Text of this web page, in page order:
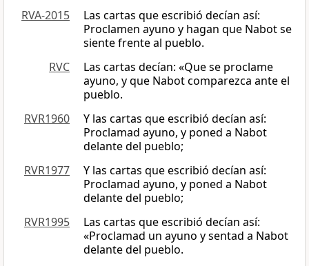
RVA-2015
Las cartas que escribió decían así:
Proclamen ayuno y hagan que Nabot se
siente frente al pueblo.
RVC
Las cartas decían: «Que se proclame
ayuno, y que Nabot comparezca ante el
pueblo.
RVR1960
Y las cartas que escribió decían así:
Proclamad ayuno, y poned a Nabot
delante del pueblo;
RVR1977
Y las cartas que escribió decían así:
Proclamad ayuno, y poned a Nabot
delante del pueblo;
RVR1995
Las cartas que escribió decían así:
«Proclamad un ayuno y sentad a Nabot
delante del pueblo.